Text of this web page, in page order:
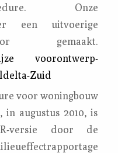
Onze
een uitvoerige
gemaakt.
voorontwerp-
Zuid
voor woningbouw
in augustus 2010, is
versie door de